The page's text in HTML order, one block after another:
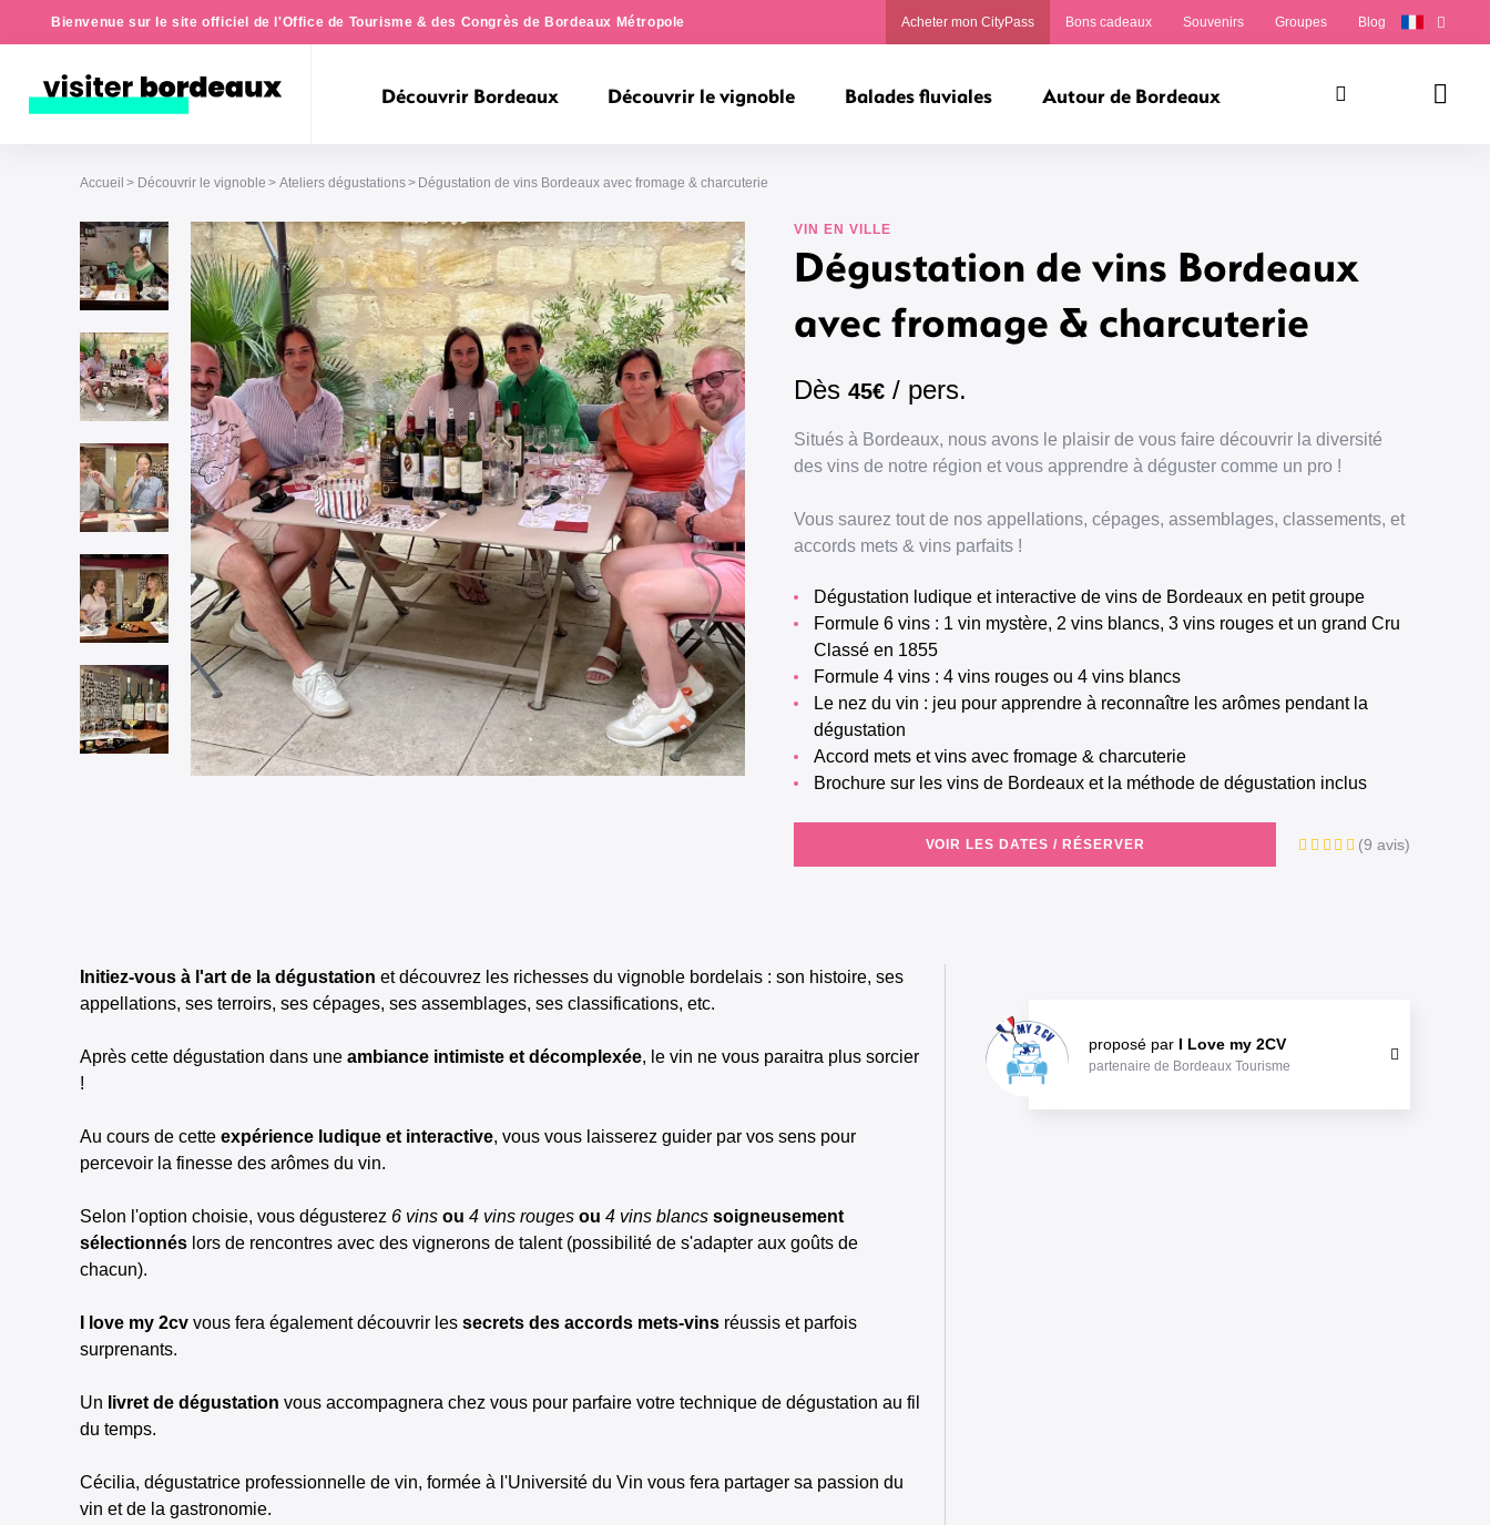
Bienvenue sur le site officiel de l'Office de Tourisme & des Congrès de Bordeaux Métropole Acheter mon CityPass Bons cadeaux Souvenirs Groupes Blog
RechercherPanier
Découvrir Bordeaux Découvrir le vignoble Balades fluviales Autour de Bordeaux
Accueil Découvrir le vignoble Ateliers dégustations Dégustation de vins Bordeaux avec fromage & charcuterie
VIN EN VILLE
Dégustation de vins Bordeaux
avec fromage & charcuterie
Dès 45€ / pers.
Situés à Bordeaux, nous avons le plaisir de vous faire découvrir la diversité
des vins de notre région et vous apprendre à déguster comme un pro !
Vous saurez tout de nos appellations, cépages, assemblages, classements, et
accords mets & vins parfaits !
Dégustation ludique et interactive de vins de Bordeaux en petit groupe
Formule 6 vins : 1 vin mystère, 2 vins blancs, 3 vins rouges et un grand Cru
Classé en 1855
Formule 4 vins : 4 vins rouges ou 4 vins blancs
Le nez du vin : jeu pour apprendre à reconnaître les arômes pendant la
dégustation
Accord mets et vins avec fromage & charcuterie
Brochure sur les vins de Bordeaux et la méthode de dégustation inclus
(9 avis)
VOIR LES DATES / RÉSERVER
Initiez-vous à l'art de la dégustation et découvrez les richesses du vignoble bordelais : son histoire, ses
appellations, ses terroirs, ses cépages, ses assemblages, ses classifications, etc.
Après cette dégustation dans une ambiance intimiste et décomplexée, le vin ne vous paraitra plus sorcier
!
Au cours de cette expérience ludique et interactive, vous vous laisserez guider par vos sens pour
percevoir la finesse des arômes du vin.
Selon l'option choisie, vous dégusterez 6 vins ou 4 vins rouges ou 4 vins blancs soigneusement
sélectionnés lors de rencontres avec des vignerons de talent (possibilité de s'adapter aux goûts de
chacun).
I love my 2cv vous fera également découvrir les secrets des accords mets-vins réussis et parfois
surprenants.
Un livret de dégustation vous accompagnera chez vous pour parfaire votre technique de dégustation au fil
du temps.
Cécilia, dégustatrice professionnelle de vin, formée à l'Université du Vin vous fera partager sa passion du
vin et de la gastronomie.
proposé par I Love my 2CV
partenaire de Bordeaux Tourisme